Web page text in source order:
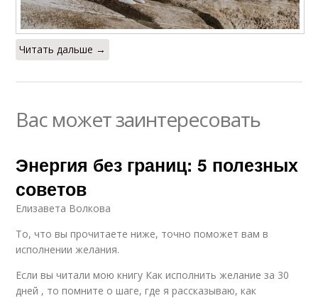
Читать дальше →
Вас может заинтересовать
Энергия без границ: 5 полезных
советов
Елизавета Волкова
То, что вы прочитаете ниже, точно поможет вам в
исполнении желания.
Если вы читали мою книгу Как исполнить желание за 30
дней , то помните о шаге, где я рассказываю, как